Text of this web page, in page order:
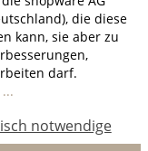
die diese
kann, sie aber zu
darf.
notwendige